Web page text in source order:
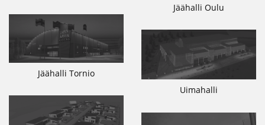
Jäähalli Oulu
Jäähalli Tornio
Uimahalli